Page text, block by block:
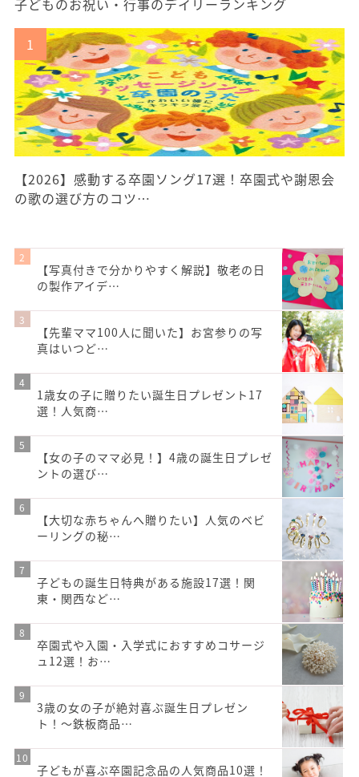
子どものお祝い・行事のデイリーランキング
【2026】感動する卒園ソング17選！卒園式や謝恩会
の歌の選び方のコツ…
【写真付きで分かりやすく解説】敬老の日
の製作アイデ…
【先輩ママ100人に聞いた】お宮参りの写
真はいつど…
1歳女の子に贈りたい誕生日プレゼント17
選！人気商…
【女の子のママ必見！】4歳の誕生日プレゼ
ントの選び…
【大切な赤ちゃんへ贈りたい】人気のベビ
ーリングの秘…
子どもの誕生日特典がある施設17選！関
東・関西など…
卒園式や入園・入学式におすすめコサージ
ュ12選！お…
3歳の女の子が絶対喜ぶ誕生日プレゼン
ト！〜鉄板商品…
子どもが喜ぶ卒園記念品の人気商品10選！